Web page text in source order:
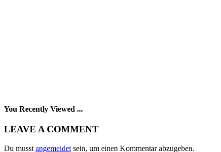
You Recently Viewed ...
LEAVE A COMMENT
Du musst angemeldet sein, um einen Kommentar abzugeben.